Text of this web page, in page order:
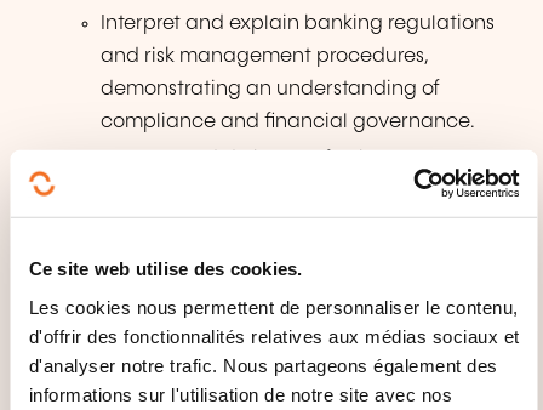
Ce site web utilise des cookies.
Les cookies nous permettent de personnaliser le contenu,
d'offrir des fonctionnalités relatives aux médias sociaux et
d'analyser notre trafic. Nous partageons également des
informations sur l'utilisation de notre site avec nos
Interpret and explain banking regulations
and risk management procedures,
demonstrating an understanding of
compliance and financial governance.
communications effectively through written,
verbal, and telephone interactions.
QUE RECEVEZ-VOUS À LA FIN DE
LA FORMATION ?